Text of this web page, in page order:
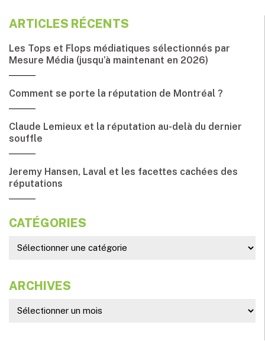
ARTICLES RÉCENTS
Les Tops et Flops médiatiques sélectionnés par
Mesure Média (jusqu’à maintenant en 2026)
Comment se porte la réputation de Montréal ?
Claude Lemieux et la réputation au-delà du dernier
souffle
Jeremy Hansen, Laval et les facettes cachées des
réputations
CATÉGORIES
ARCHIVES